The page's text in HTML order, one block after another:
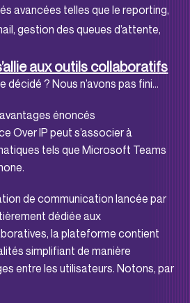
avancées telles que le reporting,
gestion des queues d’attente,
aux outils collaboratifs
décidé ? Nous n’avons pas fini…
énoncés
Over IP peut s’associer à
tels que Microsoft Teams
de communication lancée par
dédiée aux
la plateforme contient
simplifiant de manière
entre les utilisateurs. Notons, par